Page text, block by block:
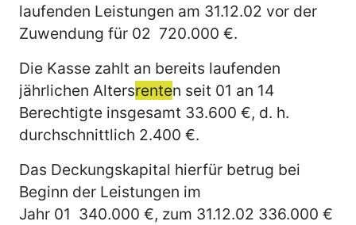
laufenden Leistungen am 31.12.02 vor der
Zuwendung für 02 720.000 €.
Die Kasse zahlt an bereits laufenden
jährlichen Altersrenten seit 01 an 14
Berechtigte insgesamt 33.600 €, d. h.
durchschnittlich 2.400 €.
Das Deckungskapital hierfür betrug bei
Beginn der Leistungen im
Jahr 01 340.000 €, zum 31.12.02 336.000 €